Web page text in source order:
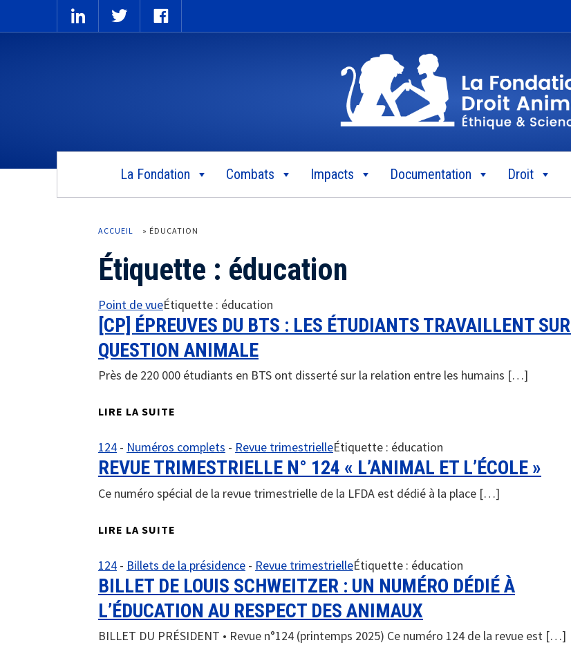
La Fondation Combats Impacts Documentation Droit
ACCUEIL » ÉDUCATION
Étiquette : éducation
Point de vueÉtiquette : éducation
[CP] ÉPREUVES DU BTS : LES ÉTUDIANTS TRAVAILLENT
QUESTION ANIMALE
Près de 220 000 étudiants en BTS ont disserté sur la relation entre les humains […]
LIRE LA SUITE
124 - Numéros complets - Revue trimestrielleÉtiquette : éducation
REVUE TRIMESTRIELLE N° 124 « L’ANIMAL ET L’ÉCOLE »
Ce numéro spécial de la revue trimestrielle de la LFDA est dédié à la place […]
LIRE LA SUITE
124 - Billets de la présidence - Revue trimestrielleÉtiquette : éducation
BILLET DE LOUIS SCHWEITZER : UN NUMÉRO DÉDIÉ À
L’ÉDUCATION AU RESPECT DES ANIMAUX
BILLET DU PRÉSIDENT • Revue n°124 (printemps 2025) Ce numéro 124 de la revue est […]